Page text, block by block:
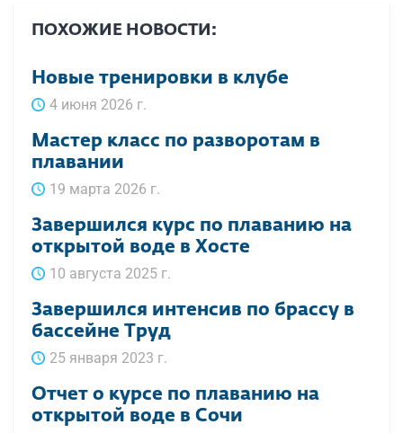
ПОХОЖИЕ НОВОСТИ:
Новые тренировки в клубе
4 июня 2026 г.
Мастер класс по разворотам в
плавании
19 марта 2026 г.
Завершился курс по плаванию на
открытой воде в Хосте
10 августа 2025 г.
Завершился интенсив по брассу в
бассейне Труд
25 января 2023 г.
Отчет о курсе по плаванию на
открытой воде в Сочи